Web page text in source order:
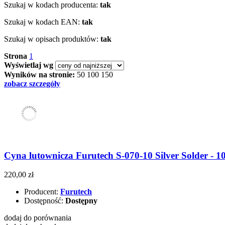
Szukaj w kodach producenta: tak
Szukaj w kodach EAN: tak
Szukaj w opisach produktów: tak
Strona 1
Wyświetlaj wg
Wyników na stronie: 50 100 150
zobacz szczegóły
Cyna lutownicza Furutech S-070-10 Silver Solder -
220,00 zł
Producent: Furutech
Dostępność: Dostępny
dodaj do porównania